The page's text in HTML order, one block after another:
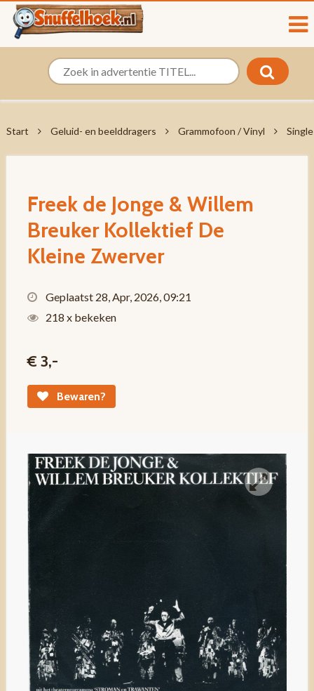
Start Geluid- en beelddragers Grammofoon / Vinyl
Freek de Jonge & Willem
Breuker Kollektief De
Kleine Zwerver
Geplaatst 28, Apr, 2026, 09:21
218 x bekeken
€ 3,-
Bewaren?